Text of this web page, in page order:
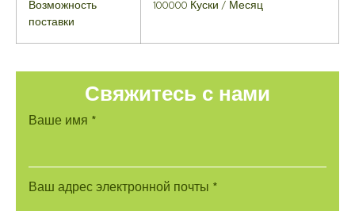
Возможность
поставки
100000 Куски / Месяц
Свяжитесь с нами
Ваше имя *
Ваш адрес электронной почты *